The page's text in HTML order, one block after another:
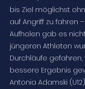
bis Ziel möglichst
auf Angriff zu fahren
Aufholen gab es
jüngeren Athleten
Durchläufe
bessere Ergebnis
Antonia Adamski